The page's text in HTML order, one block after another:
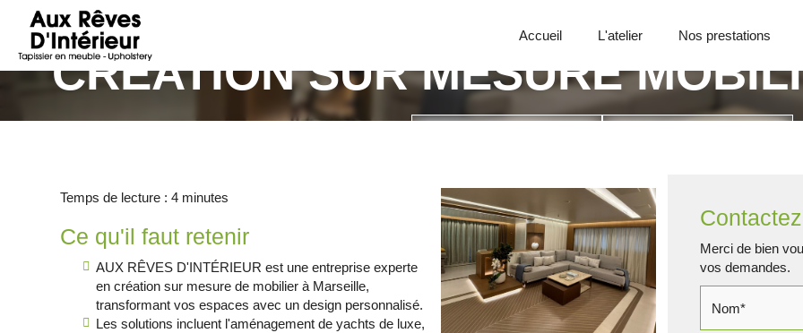
D'INTÉRIEUR
Accueil L'atelier Nos prestations
CRÉATION SUR MESURE
Temps de lecture : 4 minutes
Ce qu'il faut retenir
AUX RÊVES D'INTÉRIEUR est une entreprise experte
en création sur mesure de mobilier à Marseille,
transformant vos espaces avec un design personnalisé.
Les solutions incluent l'aménagement de yachts de luxe,
Merci de bien
vos demandes.